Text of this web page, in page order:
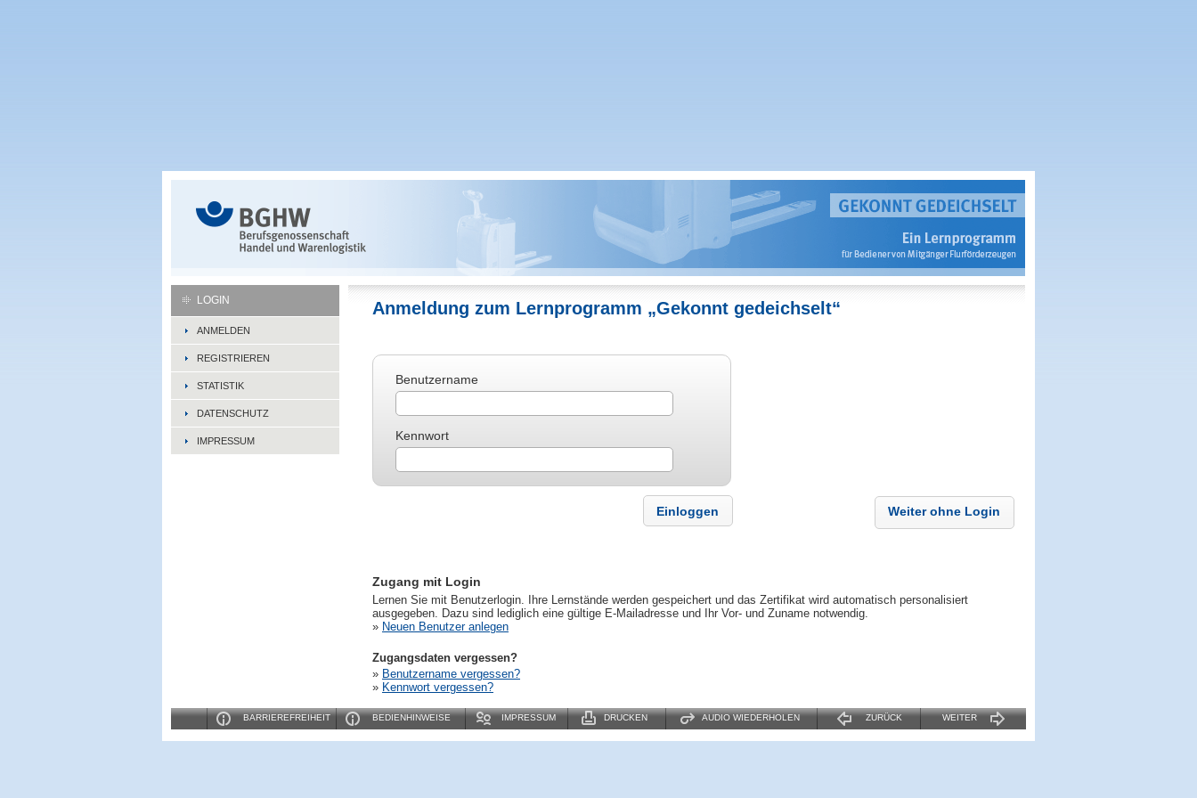
LOGIN
ANMELDEN
REGISTRIEREN
STATISTIK
DATENSCHUTZ
IMPRESSUM
Anmeldung zum Lernprogramm „Gekonnt gedeichselt“
Benutzername
Kennwort
Weiter ohne Login
Zugang mit Login
Lernen Sie mit Benutzerlogin. Ihre Lernstände werden gespeichert und das Zertifikat wird automatisch personalisiert
ausgegeben. Dazu sind lediglich eine gültige E-Mailadresse und Ihr Vor- und Zuname notwendig.
» Neuen Benutzer anlegen
Zugangsdaten vergessen?
» Benutzername vergessen?
» Kennwort vergessen?
BARRIEREFREIHEIT BEDIENHINWEISE IMPRESSUM DRUCKEN AUDIO WIEDERHOLEN ZURÜCK WEITER